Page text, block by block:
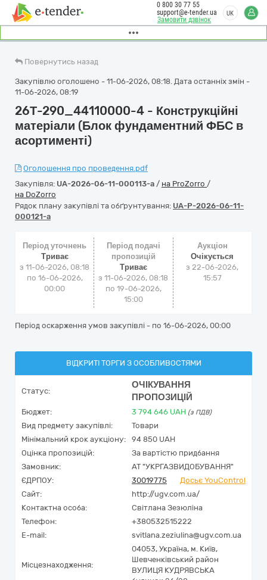
Замовити дзвінок
0 800 30 77 55
support@e-tender.ua
UK
Повернутись назад
Закупівлю оголошено - 11-06-2026, 08:18. Дата останніх змін -
11-06-2026, 08:19
26Т-290_44110000-4 - Конструкційні
матеріали (Блок фундаментний ФБС в
асортименті)
Оголошення про проведення.pdf
Закупівля: UA-2026-06-11-000113-a / на ProZorro /
на DoZorro
Рядок плану закупівлі та обґрунтування: UA-P-2026-06-11-
000121-a
Період уточнень
Триває
з 11-06-2026, 08:18
по 16-06-2026,
00:00
Період подачі
пропозицій
Триває
з 11-06-2026, 08:18
по 19-06-2026,
15:00
Аукціон
Очікується
з22-06-2026,
15:57
Період оскарження умов закупівлі - по 16-06-2026, 00:00
ВІДКРИТІ ТОРГИ З ОСОБЛИВОСТЯМИ
Статус:
ОЧІКУВАННЯ
ПРОПОЗИЦІЙ
Бюджет: 3 794 646 UAH (з ПДВ)
Вид предмету закупівлі:
Товари
Мінімальний крок аукціону:
94 850 UAH
Оцінка пропозицій:
За вартістю придбання
Замовник:
АТ "УКРГАЗВИДОБУВАННЯ"
ЄДРПОУ:
30019775
Досьє YouControl
Сайт:
http://ugv.com.ua/
Контактна особа:
Світлана Зезюліна
Телефон:
+380532515222
E-mail:
svitlana.zeziulina@ugv.com.ua
Місцезнаходження:
04053, Україна, м. Київ,
Шевченківський район
ВУЛИЦЯ КУДРЯВСЬКА